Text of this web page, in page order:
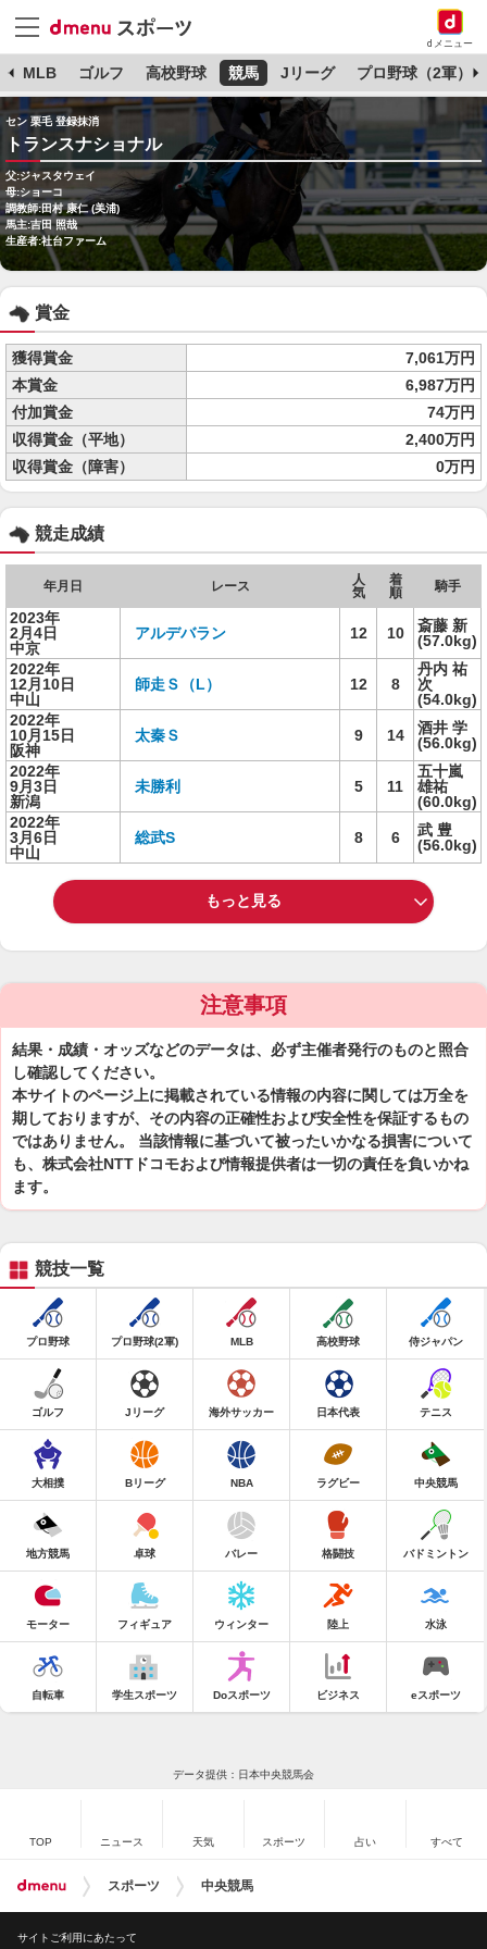
dメニュー
MLB ゴルフ 高校野球 競馬 Jリーグ プロ野球（2軍）
セン 栗毛 登録抹消
トランスナショナル
父:ジャスタウェイ
母:ショーコ
調教師:田村 康仁 (美浦)
馬主:吉田 照哉
生産者:社台ファーム
賞金
獲得賞金
7,061万円
本賞金
6,987万円
付加賞金
74万円
収得賞金（平地）
2,400万円
収得賞金（障害）
0万円
競走成績
年月日 レース
人
気
着
順
騎手
2023年
2月4日
中京
アルデバラン 12 10
斎藤 新
(57.0kg)
2022年
12月10日
中山
師走Ｓ（L） 12 8
丹内 祐
次
(54.0kg)
2022年
10月15日
阪神
太秦Ｓ 9 14
酒井 学
(56.0kg)
2022年
9月3日
新潟
未勝利 5 11
五十嵐
雄祐
(60.0kg)
2022年
3月6日
中山
総武S 8 6
武 豊
(56.0kg)
もっと見る
注意事項
結果・成績・オッズなどのデータは、必ず主催者発行のものと照合
し確認してください。
本サイトのページ上に掲載されている情報の内容に関しては万全を
期しておりますが、その内容の正確性および安全性を保証するもの
ではありません。 当該情報に基づいて被ったいかなる損害について
も、株式会社NTTドコモおよび情報提供者は一切の責任を負いかね
ます。
競技一覧
プロ野球 プロ野球(2軍) MLB 高校野球 侍ジャパン
ゴルフ Jリーグ 海外サッカー 日本代表 テニス
大相撲 Bリーグ NBA ラグビー 中央競馬
地方競馬 卓球 バレー 格闘技 バドミントン
モーター フィギュア ウィンター 陸上 水泳
自転車 学生スポーツ Doスポーツ ビジネス eスポーツ
データ提供：日本中央競馬会
TOP ニュース 天気 スポーツ 占い すべて
スポーツ 中央競馬
サイトご利用にあたって